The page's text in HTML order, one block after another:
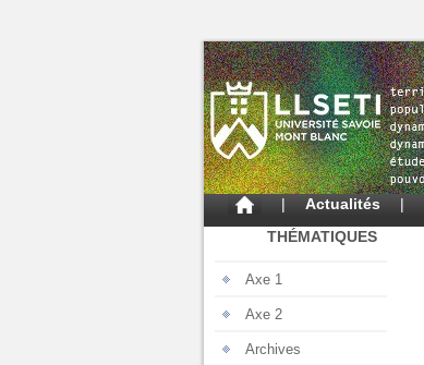
| Actualités |
THÉMATIQUES
Axe 1
Axe 2
Archives